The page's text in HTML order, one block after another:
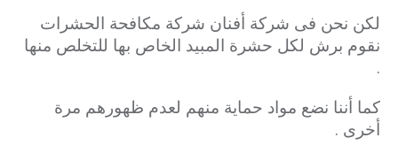
لكن نحن فى شركة أفنان شركة مكافحة الحشرات
نقوم برش لكل حشرة المبيد الخاص بها للتخلص منها
.
كما أننا نضع مواد حماية منهم لعدم ظهورهم مرة
أخرى .